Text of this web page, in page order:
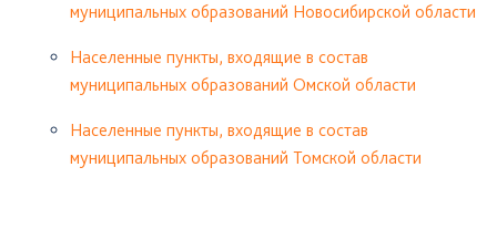
муниципальных образований Новосибирской области
Населенные пункты, входящие в состав
муниципальных образований Омской области
Населенные пункты, входящие в состав
муниципальных образований Томской области